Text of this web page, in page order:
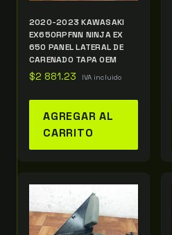
2020-2023 KAWASAKI
EX650RPFNN NINJA EX
650 PANEL LATERAL DE
CARENADO TAPA OEM
$2 881.23 IVA incluido
AGREGAR AL
CARRITO